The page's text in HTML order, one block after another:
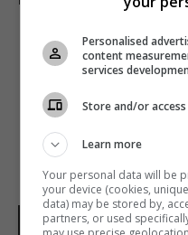
САНТА
НОВОМ
НОВОСТИ МИРА
Personalised
content
services
Store and/or
Learn more
Your personal data will be
your device (cookies,
data) may be stored by,
partners, or used